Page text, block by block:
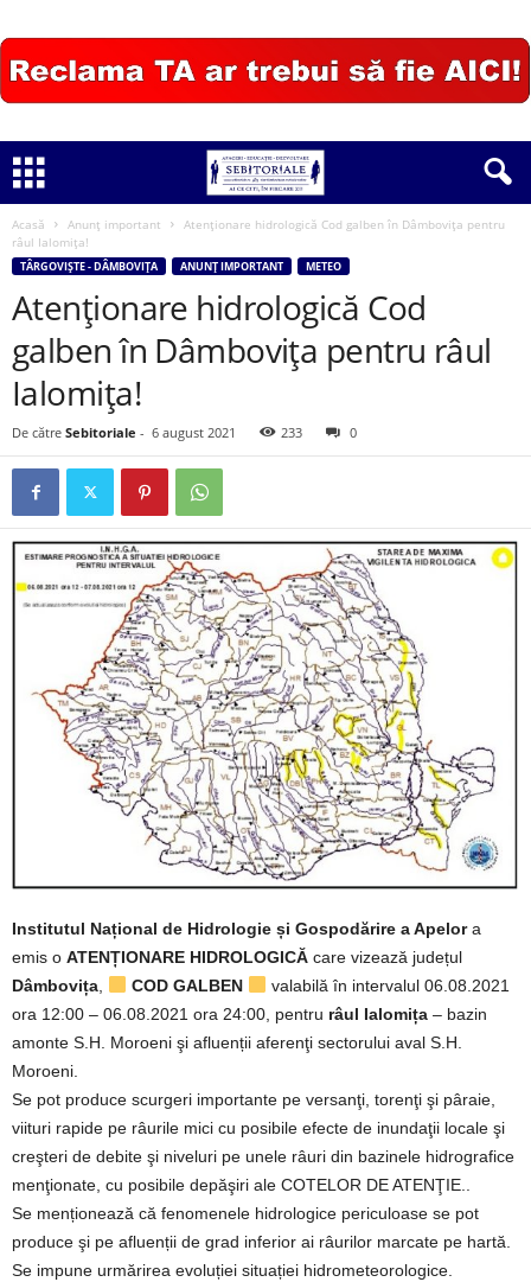
Acasă Anunț important
Atenționare hidrologică Cod galben în Dâmbovița pentru
râul Ialomița!
TÂRGOVIȘTE - DÂMBOVIȚA ANUNȚ IMPORTANT METEO
Atenționare hidrologică Cod
galben în Dâmbovița pentru râul
Ialomița!
De către Sebitoriale - 6 august 2021 233 0
Institutul Național de Hidrologie și Gospodărire a Apelora
emis o ATENȚIONARE HIDROLOGICĂ care vizează județul
Dâmbovița
COD GALBEN
valabilă în intervalul 06.08.2021
ora 12:00 – 06.08.2021 ora 24:00, pentru râul Ialomița – bazin
amonte S.H. Moroeni şi afluenții aferenţi sectorului aval S.H.
Moroeni.
Se pot produce scurgeri importante pe versanţi, torenţi şi pâraie,
viituri rapide pe râurile mici cu posibile efecte de inundaţii locale şi
creşteri de debite şi niveluri pe unele râuri din bazinele hidrografice
menţionate, cu posibile depăşiri ale COTELOR DE ATENŢIE..
Se menționează că fenomenele hidrologice periculoase se pot
produce şi pe afluenții de grad inferior ai râurilor marcate pe hartă.
Se impune urmărirea evoluției situației hidrometeorologice.